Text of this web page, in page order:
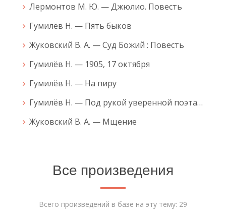
Лермонтов М. Ю. — Джюлио. Повесть
Гумилёв Н. — Пять быков
Жуковский В. А. — Суд Божий : Повесть
Гумилёв Н. — 1905, 17 октября
Гумилёв Н. — На пиру
Гумилёв Н. — Под рукой уверенной поэта…
Жуковский В. А. — Мщение
Все произведения
Всего произведений в базе на эту тему: 29